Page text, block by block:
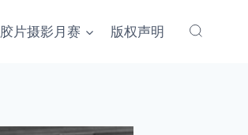
胶片摄影月赛 版权声明